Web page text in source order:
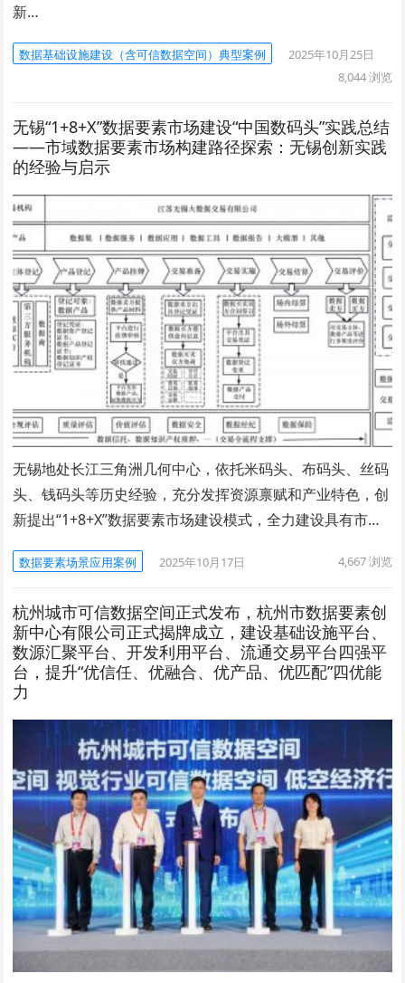
新…
数据基础设施建设（含可信数据空间）典型案例
2025年10月25日
8,044浏览
无锡“1+8+X”数据要素市场建设“中国数码头”实践总结
——市域数据要素市场构建路径探索：无锡创新实践
的经验与启示
无锡地处长江三角洲几何中心，依托米码头、布码头、丝码
头、钱码头等历史经验，充分发挥资源禀赋和产业特色，创
新提出“1+8+X”数据要素市场建设模式，全力建设具有市…
数据要素场景应用案例 2025年10月17日 4,667浏览
杭州城市可信数据空间正式发布，杭州市数据要素创
新中心有限公司正式揭牌成立，建设基础设施平台、
数源汇聚平台、开发利用平台、流通交易平台四强平
台，提升“优信任、优融合、优产品、优匹配”四优能
力